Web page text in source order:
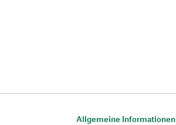
Allgemeine Informationen